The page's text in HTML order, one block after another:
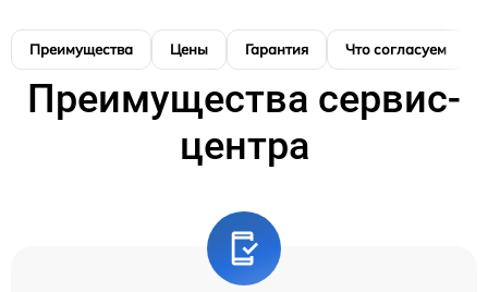
Преимущества Цены Гарантия Что согласуем
Преимущества сервис-
центра